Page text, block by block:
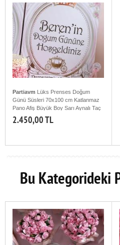
Partiavm Lüks Prenses Doğum
Günü Süsleri 70x100 cm Katlanmaz
Pano Afiş Büyük Boy Sarı Aynalı Taç
ve Pembe Taş Süslemeli
2.450,00 TL
Bu Kategorideki